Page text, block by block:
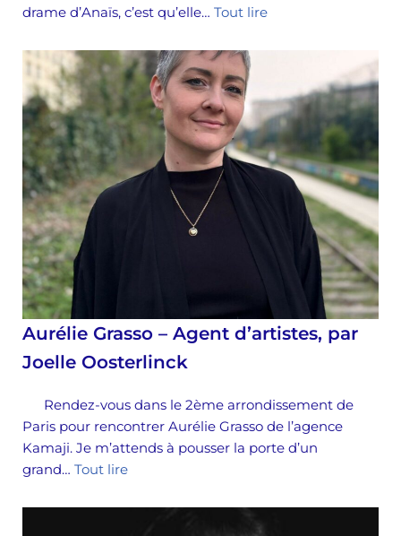
drame d’Anaïs, c’est qu’elle… Tout lire
Aurélie Grasso – Agent d’artistes, par
Joelle Oosterlinck
Rendez-vous dans le 2ème arrondissement de
Paris pour rencontrer Aurélie Grasso de l’agence
Kamaji. Je m’attends à pousser la porte d’un
grand… Tout lire